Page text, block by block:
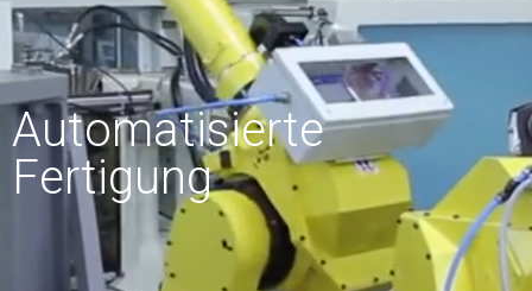
Automatisierte
Fertigung